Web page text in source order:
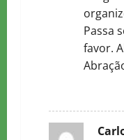
Passa
favor.